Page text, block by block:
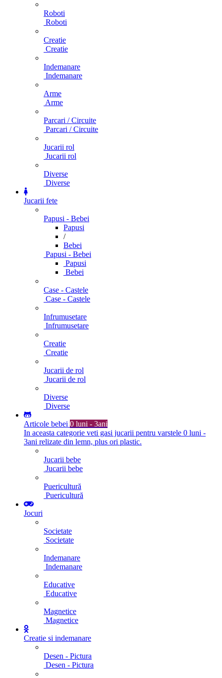
Roboti
Roboti
Creatie
Creatie
Indemanare
Indemanare
Arme
Arme
Parcari / Circuite
Parcari / Circuite
Jucarii rol
Jucarii rol
Diverse
Diverse
Jucarii fete
Papusi - Bebei
Papusi
/
Bebei
Papusi - Bebei
Papusi
Bebei
Case - Castele
Case - Castele
Infrumusetare
Infrumusetare
Creatie
Creatie
Jucarii de rol
Jucarii de rol
Diverse
Diverse
Articole bebei 0 luni - 3ani
In aceasta categorie veti gasi jucarii pentru varstele 0 luni -
3ani relizate din lemn, plus ori plastic.
Jucarii bebe
Jucarii bebe
Puericultură
Puericultură
Jocuri
Societate
Societate
Indemanare
Indemanare
Educative
Educative
Magnetice
Magnetice
Creatie si indemanare
Desen - Pictura
Desen - Pictura